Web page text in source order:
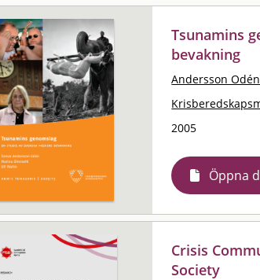
Tsunamins
bevakning
Andersson
2005
Öppna
Crisis
Society